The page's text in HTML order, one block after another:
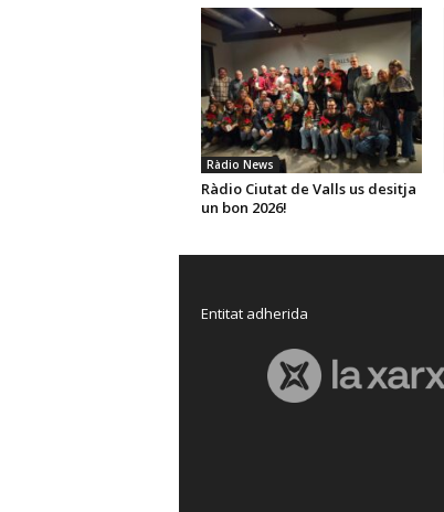
Ràdio News
Ràdio Ciutat de Valls us desitja
un bon 2026!
Entitat adherida